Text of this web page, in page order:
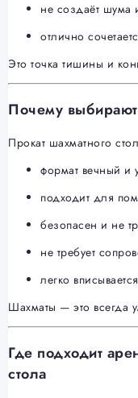
не создаёт шума
отлично
Это точка тишины и
Почему выбирают
Прокат шахматного
формат вечный и
подходит для
безопасен и не
не требует
легко
Шахматы — это всегда
Где подходит
стола